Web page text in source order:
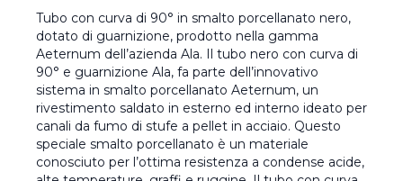
Tubo con curva di 90° in smalto porcellanato nero,
dotato di guarnizione, prodotto nella gamma
Aeternum dell’azienda Ala. Il tubo nero con curva di
90° e guarnizione Ala, fa parte dell’innovativo
sistema in smalto porcellanato Aeternum, un
rivestimento saldato in esterno ed interno ideato per
canali da fumo di stufe a pellet in acciaio. Questo
speciale smalto porcellanato è un materiale
conosciuto per l’ottima resistenza a condense acide,